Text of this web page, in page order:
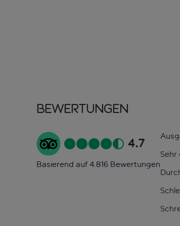
Bewertungen
4.7
Basierend auf 4.816 Bewertungen
Sehr